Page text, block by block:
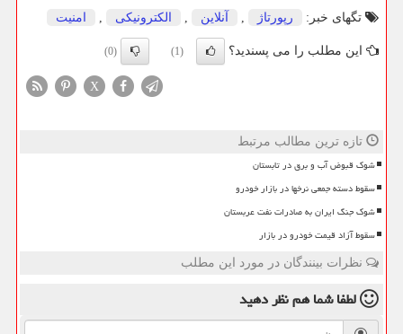
تگهای خبر:
رپورتاژ , آنلاین , الكترونیكی , امنیت
این مطلب را می پسندید؟ (1)
(0)
X
تازه ترین مطالب مرتبط
شوک قبوض آب و برق در تابستان
سقوط دسته جمعی نرخها در بازار خودرو
شوک جنگ ایران به صادرات نفت عربستان
سقوط آزاد قیمت خودرو در بازار
نظرات بینندگان در مورد این مطلب
لطفا شما همنظر دهید